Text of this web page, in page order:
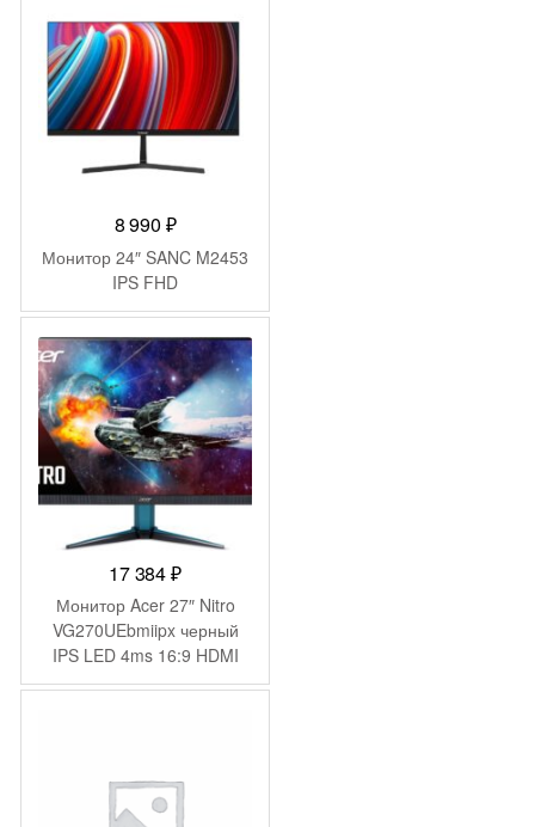
8 990 ₽
Монитор 24″ SANC M2453
IPS FHD
17 384₽
Монитор Acer 27″ Nitro
VG270UEbmiipx черный
IPS LED 4ms 16:9 HDMI
M/M матовая 250cd